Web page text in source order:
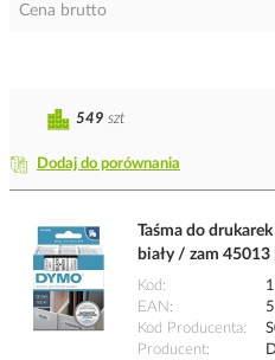
Cena brutto
Dodaj do porównania
549 szt
Taśma do
biały / zam
Kod
EAN
Kod Producenta
Producent